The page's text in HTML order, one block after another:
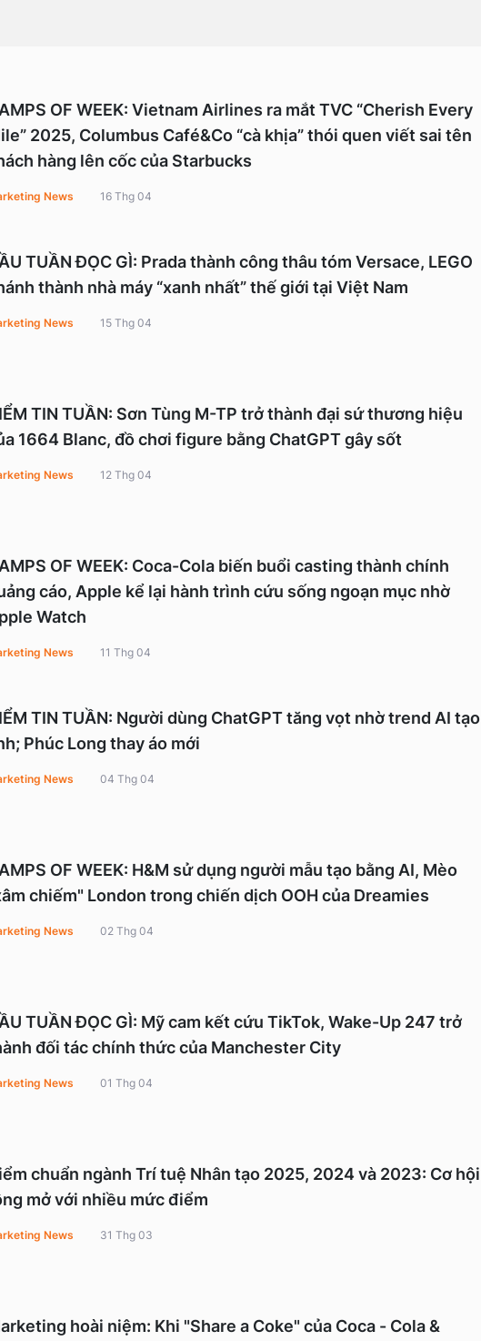
OF WEEK: Vietnam Airlines ra mắt TVC “Cherish Every
2025, Columbus Café&Co “cà khịa” thói quen viết sai tên
hàng lên cốc của Starbucks
News 16 Thg 04
TUẦN ĐỌC GÌ: Prada thành công thâu tóm Versace, LEGO
thành nhà máy “xanh nhất” thế giới tại Việt Nam
News 15 Thg 04
TIN TUẦN: Sơn Tùng M-TP trở thành đại sứ thương hiệu
1664 Blanc, đồ chơi figure bằng ChatGPT gây sốt
News 12 Thg 04
OF WEEK: Coca-Cola biến buổi casting thành chính
cáo, Apple kể lại hành trình cứu sống ngoạn mục nhờ
Watch
News 11 Thg 04
TIN TUẦN: Người dùng ChatGPT tăng vọt nhờ trend AI tạo
Phúc Long thay áo mới
News 04 Thg 04
OF WEEK: H&M sử dụng người mẫu tạo bằng AI, Mèo
chiếm" London trong chiến dịch OOH của Dreamies
News 02 Thg 04
TUẦN ĐỌC GÌ: Mỹ cam kết cứu TikTok, Wake-Up 247 trở
đối tác chính thức của Manchester City
News 01 Thg 04
chuẩn ngành Trí tuệ Nhân tạo 2025, 2024 và 2023: Cơ hội
mở với nhiều mức điểm
News 31 Thg 03
hoài niệm: Khi "Share a Coke" của Coca - Cola &